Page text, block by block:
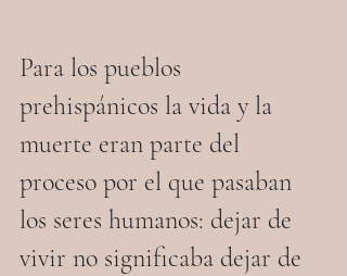
Para los pueblos
prehispánicos la vida y la
muerte eran parte del
proceso por el que pasaban
los seres humanos: dejar de
vivir no significaba dejar de